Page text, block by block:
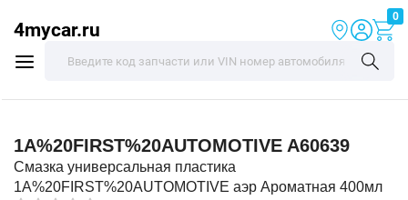
4mycar.ru
0
1A%20FIRST%20AUTOMOTIVE A60639
Смазка универсальная пластика
1A%20FIRST%20AUTOMOTIVE аэр Ароматная 400мл